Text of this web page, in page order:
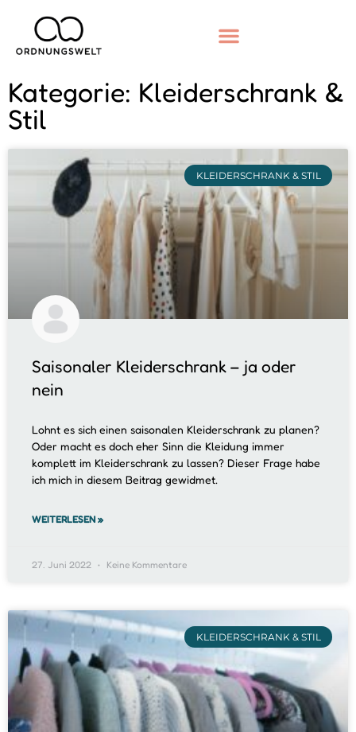
Kategorie: Kleiderschrank &
Stil
KLEIDERSCHRANK & STIL
Saisonaler Kleiderschrank – ja oder
nein
Lohnt es sich einen saisonalen Kleiderschrank zu planen?
Oder macht es doch eher Sinn die Kleidung immer
komplett im Kleiderschrank zu lassen? Dieser Frage habe
ich mich in diesem Beitrag gewidmet.
WEITERLESEN »
27. Juni 2022 Keine Kommentare
KLEIDERSCHRANK & STIL